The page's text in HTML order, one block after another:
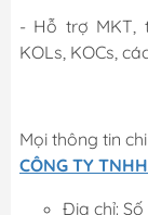
- Hỗ trợ MKT,
KOLs, KOCs,
Mọi thông tin
CÔNG TY
Địa chỉ: Số